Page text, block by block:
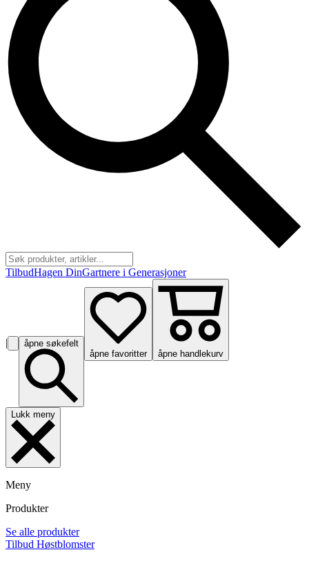
TilbudHagen DinGartnere i Generasjoner
|
åpne søkefelt
åpne favoritter
åpne handlekurv
Lukk meny
Meny
Produkter
Se alle produkter
Tilbud Høstblomster